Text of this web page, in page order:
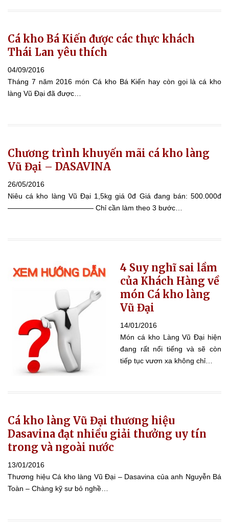
Cá kho Bá Kiến được các thực khách
Thái Lan yêu thích
04/09/2016
Tháng 7 năm 2016 món Cá kho Bá Kiến hay còn gọi là cá kho
làng Vũ Đại đã được…
Chương trình khuyến mãi cá kho làng
Vũ Đại – DASAVINA
26/05/2016
Niêu cá kho làng Vũ Đại 1,5kg giá 0đ Giá đang bán: 500.000đ
———————————— Chỉ cần làm theo 3 bước…
4 Suy nghĩ sai lầm
của Khách Hàng về
món Cá kho làng
Vũ Đại
14/01/2016
Món cá kho Làng Vũ Đại hiện
đang rất nổi tiếng và sẽ còn
tiếp tục vươn xa không chỉ…
Cá kho làng Vũ Đại thương hiệu
Dasavina đạt nhiều giải thưởng uy tín
trong và ngoài nước
13/01/2016
Thương hiệu Cá kho làng Vũ Đại – Dasavina của anh Nguyễn Bá
Toàn – Chàng kỹ sư bỏ nghề…